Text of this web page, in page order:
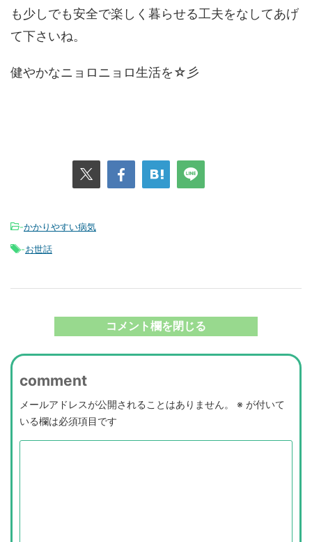
も少しでも安全で楽しく暮らせる工夫をなしてあげ
て下さいね。
健やかなニョロニョロ生活を☆彡
-かかりやすい病気
-お世話
コメント欄を閉じる
comment
メールアドレスが公開されることはありません。 ※ が付いて
いる欄は必須項目です